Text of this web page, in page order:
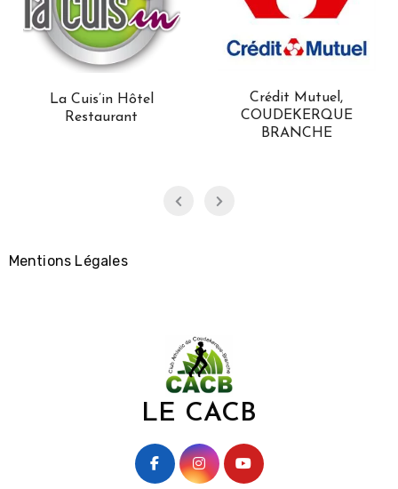
La Cuis’in Hôtel
Restaurant
Crédit Mutuel,
COUDEKERQUE
BRANCHE
Mentions Légales
LE CACB